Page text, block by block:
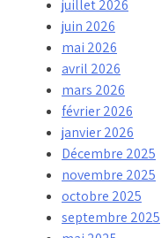
juillet 2026
juin 2026
mai 2026
avril 2026
mars 2026
février 2026
janvier 2026
Décembre 2025
novembre 2025
octobre 2025
septembre 2025